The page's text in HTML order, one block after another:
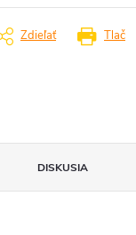
Tlač
Zdieľať
DISKUSIA